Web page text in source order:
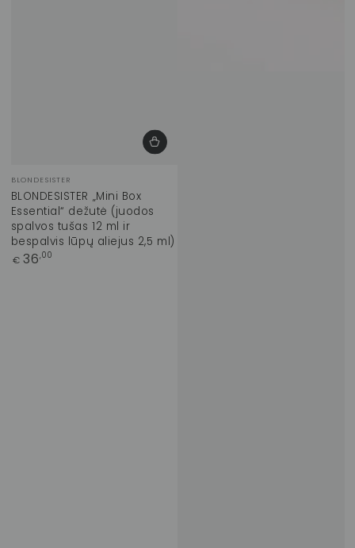
Prekinis
ženklas:
BLONDESISTER
BLONDESISTER „Mini Box
Essential“ dežutė (juodos
spalvos tušas 12 ml ir
bespalvis lūpų aliejus 2,5 ml)
Įprasta
€ 36,00